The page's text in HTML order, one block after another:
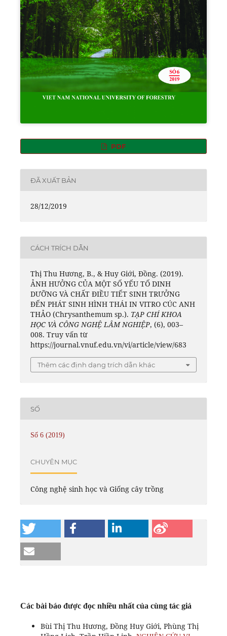
PDF
ĐÃ XUẤT BẢN
28/12/2019
CÁCH TRÍCH DẪN
Thị Thu Hương, B., & Huy Giới, Đồng. (2019).
ẢNH HƯỞNG CỦA MỘT SỐ YẾU TỐ DINH
DƯỠNG VÀ CHẤT ĐIỀU TIẾT SINH TRƯỞNG
ĐẾN PHÁT SINH HÌNH THÁI IN VITRO CÚC ANH
THẢO (Chrysanthemum sp.). TẠP CHÍ KHOA
HỌC VÀ CÔNG NGHỆ LÂM NGHIỆP, (6), 003–
008. Truy vấn từ
https://journal.vnuf.edu.vn/vi/article/view/683
Thêm các định dạng trích dẫn khác
SỐ
Số 6 (2019)
CHUYÊN MỤC
Công nghệ sinh học và Giống cây trồng
Các bài báo được đọc nhiều nhất của cùng tác giả
Bùi Thị Thu Hương, Đồng Huy Giới, Phùng Thị